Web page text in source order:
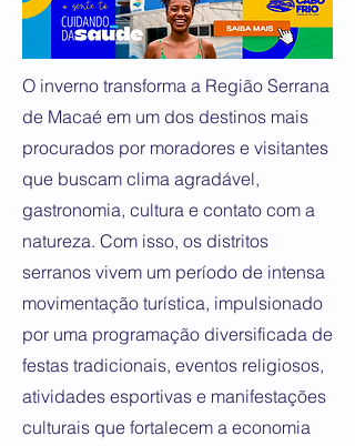
O inverno transforma a Região Serrana
de Macaé em um dos destinos mais
procurados por moradores e visitantes
que buscam clima agradável,
gastronomia, cultura e contato com a
natureza. Com isso, os distritos
serranos vivem um período de intensa
movimentação turística, impulsionado
por uma programação diversificada de
festas tradicionais, eventos religiosos,
atividades esportivas e manifestações
culturais que fortalecem a economia